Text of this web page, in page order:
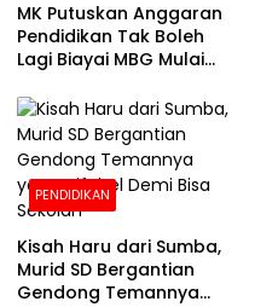
MK Putuskan Anggaran
Pendidikan Tak Boleh
Lagi Biayai MBG Mulai
PENDIDIKAN
Kisah Haru dari Sumba,
Murid SD Bergantian
Gendong Temannya